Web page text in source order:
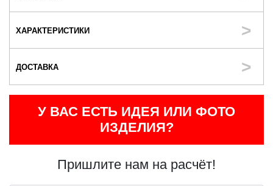
ХАРАКТЕРИСТИКИ
ДОСТАВКА
У ВАС ЕСТЬ ИДЕЯ ИЛИ ФОТО
ИЗДЕЛИЯ?
Пришлите нам на расчёт!